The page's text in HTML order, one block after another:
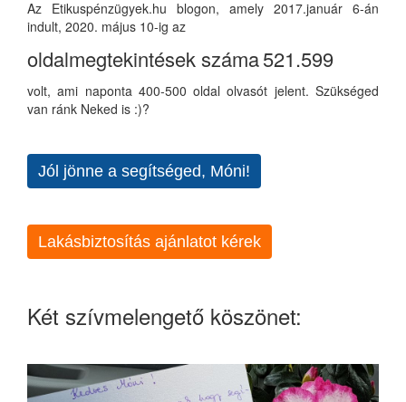
Az Etikuspénzügyek.hu blogon, amely 2017.január 6-án
indult, 2020. május 10-ig az
oldalmegtekintések száma521.599
volt, ami naponta 400-500 oldal olvasót jelent. Szükséged
van ránk Neked is :)?
Jól jönne a segítséged, Móni!
Lakásbiztosítás ajánlatot kérek
Két szívmelengető köszönet: